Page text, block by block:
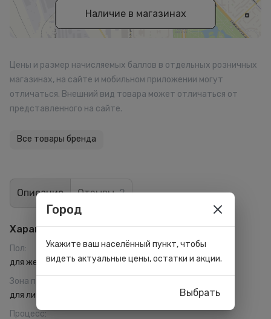
Наличие в магазинах
Цены и размер начисляемых баллов в отдельных розничных
магазинах, на сайте и мобильном приложении могут
отличаться. Внешний вид товара может отличаться от
представленного на сайте.
Все товары бренда
Описание Отзывы 2
Характеристики
Пол:
для женщин
Зона применения
для лица
Процесс:
Город
Укажите ваш населённый пункт, чтобы
видеть актуальные цены, остатки и акции.
Выбрать